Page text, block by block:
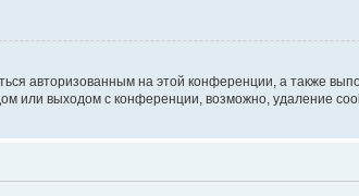
авторизованным на этой конференции, а также
или выходом с конференции, возможно, удаление